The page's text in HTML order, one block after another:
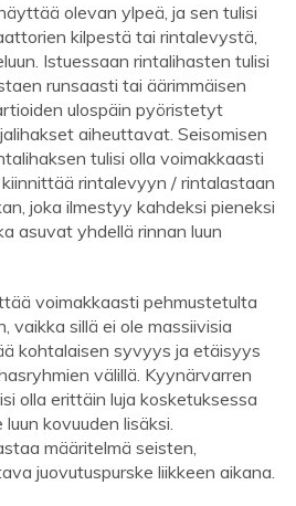
olevan ylpeä, ja sen tulisi
kilpestä tai rintalevystä,
Istuessaan rintalihasten tulisi
runsaasti tai äärimmäisen
ulospäin pyöristetyt
aiheuttavat. Seisomisen
tulisi olla voimakkaasti
rintalevyyn / rintalastaan
joka ilmestyy kahdeksi pieneksi
asuvat yhdellä rinnan luun
voimakkaasti pehmustetulta
vaikka sillä ei ole massiivisia
kohtalaisen syvyys ja etäisyys
välillä. Kyynärvarren
olla erittäin luja kosketuksessa
kovuuden lisäksi.
määritelmä seisten,
juovutuspurske liikkeen aikana.